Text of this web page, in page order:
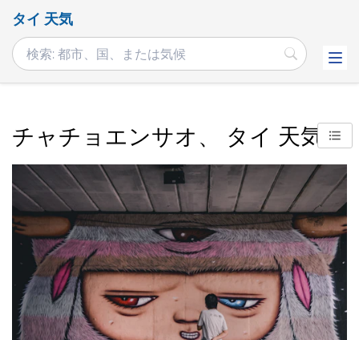
タイ 天気
チャチョエンサオ、 タイ 天気